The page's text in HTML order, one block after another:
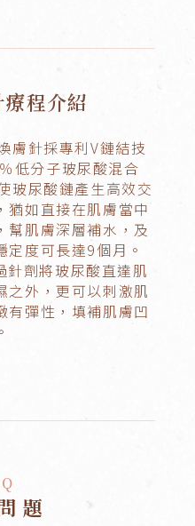
程介紹
膚針採專利V鏈結技
低分子玻尿酸混合
玻尿酸鏈產生高效交
猶如直接在肌膚當中
幫肌膚深層補水，及
度可長達9個月。
劑將玻尿酸直達肌
之外，更可以刺激肌
有彈性，填補肌膚凹
題